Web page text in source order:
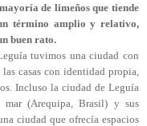
de limeños que tiende
término amplio y relativo,
buen rato.
tuvimos una ciudad con
casas con identidad propia,
Incluso la ciudad de Leguía
mar (Arequipa, Brasil) y sus
ciudad que ofrecía espacios